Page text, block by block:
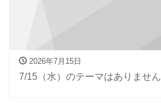
2026年7月15日
7/15（水）のテーマはありません